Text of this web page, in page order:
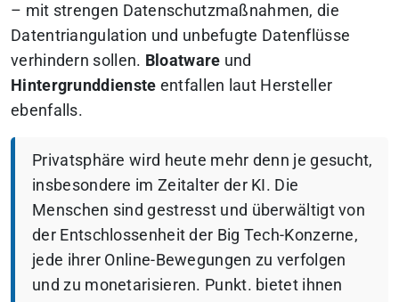
– mit strengen Datenschutzmaßnahmen, die
Datentriangulation und unbefugte Datenflüsse
verhindern sollen. Bloatware und
Hintergrunddienste entfallen laut Hersteller
ebenfalls.
Privatsphäre wird heute mehr denn je gesucht,
insbesondere im Zeitalter der KI. Die
Menschen sind gestresst und überwältigt von
der Entschlossenheit der Big Tech-Konzerne,
jede ihrer Online-Bewegungen zu verfolgen
und zu monetarisieren. Punkt. bietet ihnen